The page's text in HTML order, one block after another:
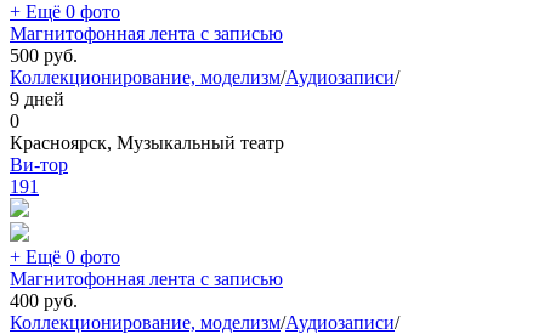
+ Ещё 0 фото
Магнитофонная лента с записью
500 руб.
Коллекционирование, моделизм/Аудиозаписи/
9 дней
0
Красноярск, Музыкальный театр
Ви-тор
191
+ Ещё 0 фото
Магнитофонная лента с записью
400 руб.
Коллекционирование, моделизм/Аудиозаписи/